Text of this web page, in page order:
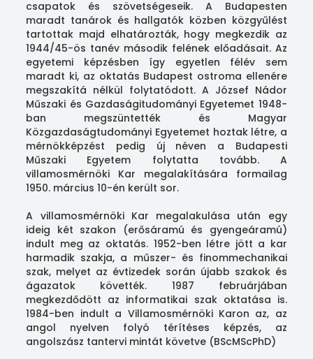
csapatok és szövetségeseik. A Budapesten
maradt tanárok és hallgatók közben közgyűlést
tartottak majd elhatározták, hogy megkezdik az
1944/45-ös tanév második felének előadásait. Az
egyetemi képzésben így egyetlen félév sem
maradt ki, az oktatás Budapest ostroma ellenére
megszakítá nélkül folytatódott. A József Nádor
Műszaki és Gazdaságitudományi Egyetemet 1948-
ban megszüntették és Magyar
Közgazdaságtudományi Egyetemet hoztak létre, a
mérnökképzést pedig új néven a Budapesti
Műszaki Egyetem folytatta tovább. A
villamosmérnöki Kar megalakítására formailag
1950. március 10-én került sor.
A villamosmérnöki Kar megalakulása után egy
ideig két szakon (erősáramú és gyengeáramú)
indult meg az oktatás. 1952-ben létre jött a kar
harmadik szakja, a műszer- és finommechanikai
szak, melyet az évtizedek során újabb szakok és
ágazatok követték. 1987 februárjában
megkezdődött az informatikai szak oktatása is.
1984-ben indult a Villamosmérnöki Karon az, az
angol nyelven folyó térítéses képzés, az
angolszász tantervi mintát követve (BScMScPhD)